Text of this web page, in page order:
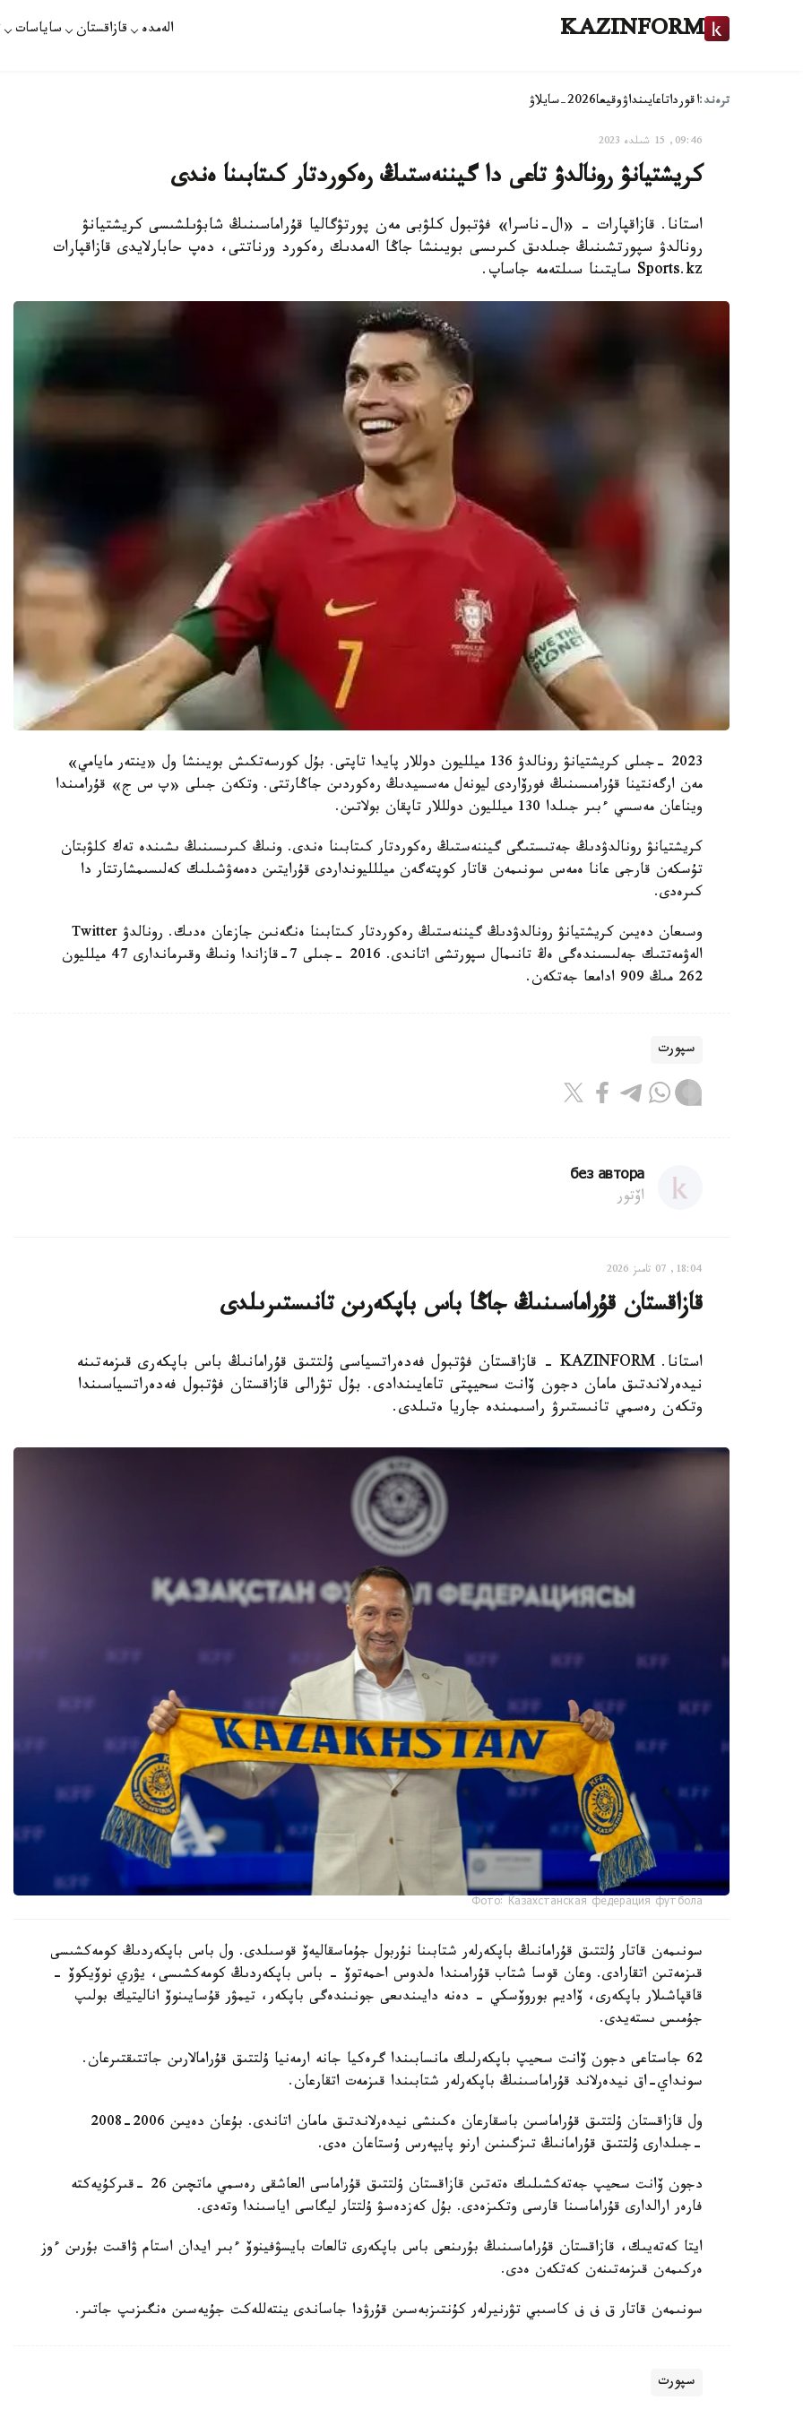
KAZINFORM الەمدە قازاقستان ساياسات
ترەند:اقورداتاعايىنداۋوقيعا2026-سايلاۋ
09:46, 15 شىلدە 2023
كريشتيانۋ رونالدۋ تاعى دا گيننەستىڭ رەكوردتار كىتابىنا ەندى
استانا. قازاقپارات - «ال-ناسرا» فۋتبول كلۋبى مەن پورتۋگاليا قۇراماسىنىڭ شابۋىلشىسى كريشتيانۋ
رونالدۋ سپورتشىنىڭ جىلدىق كىرىسى بويىنشا جاڭا الەمدىك رەكورد ورناتتى، دەپ حابارلايدى قازاقپارات
Sports.kz سايتىنا سىلتەمە جاساپ.
2023 -جىلى كريشتيانۋ رونالدۋ 136 ميلليون دوللار پايدا تاپتى. بۇل كورسەتكىش بويىنشا ول «ينتەر مايامي»
مەن ارگەنتينا قۇرامىسىنىڭ فورۆاردى ليونەل مەسسيدىڭ رەكوردىن جاڭارتتى. وتكەن جىلى «پ س ج» قۇرامىندا
ويناعان مەسسي ءبىر جىلدا 130 ميلليون دولللار تاپقان بولاتىن.
كريشتيانۋ رونالدۋدىڭ جەتىستىگى گيننەستىڭ رەكوردتار كىتابىنا ەندى. ونىڭ كىرىسىنىڭ ىشىندە تەك كلۋبتان
تۇسكەن قارجى عانا ەمەس سونىمەن قاتار كوپتەگەن ميللليونداردى قۇرايتىن دەمەۋشىلىك كەلىسىمشارتتار دا
كىرەدى.
وسىعان دەيىن كريشتيانۋ رونالدۋدىڭ گيننەستىڭ رەكوردتار كىتابىنا ەنگەنىن جازعان ەدىك. رونالدۋ Twitter
الەۋمەتتىك جەلىسىندەگى ەڭ تانىمال سپورتشى اتاندى. 2016 -جىلى 7-قازاندا ونىڭ وقىرماندارى 47 ميلليون
262 مىڭ 909 ادامعا جەتكەن.
سپورت
без автора
اۆتور
18:04, 07 تامىز 2026
قازاقستان قۇراماسىنىڭ جاڭا باس باپكەرىن تانىستىرىلدى
استانا. KAZINFORM - قازاقستان فۋتبول فەدەراتسياسى ۇلتتىق قۇرامانىڭ باس باپكەرى قىزمەتىنە
نيدەرلاندتىق مامان دجون ۆانت سحيپتى تاعايىندادى. بۇل تۋرالى قازاقستان فۋتبول فەدەراتسياسىندا
وتكەن رەسمي تانىستىرۋ راسىمىندە جاريا ەتىلدى.
Фото: Казахстанская федерация футбола
سونىمەن قاتار ۇلتتىق قۇرامانىڭ باپكەرلەر شتابىنا نۇربول جۇماسقاليەۆ قوسىلدى. ول باس باپكەردىڭ كومەكشىسى
قىزمەتىن اتقارادى. وعان قوسا شتاب قۇرامىندا ەلدوس احمەتوۆ - باس باپكەردىڭ كومەكشىسى، يۋري نوۆيكوۆ -
قاقپاشىلار باپكەرى، ۆاديم بوروۆسكي - دەنە دايىندىعى جونىندەگى باپكەر، تيمۋر قۇسايىنوۆ اناليتيك بولىپ
جۇمىس ىستەيدى.
62 جاستاعى دجون ۆانت سحيپ باپكەرلىك مانسابىندا گرەكيا جانە ارمەنيا ۇلتتىق قۇرامالارىن جاتتىقتىرعان.
سونداي-اق نيدەرلاند قۇراماسىنىڭ باپكەرلەر شتابىندا قىزمەت اتقارعان.
ول قازاقستان ۇلتتىق قۇراماسىن باسقارعان ەكىنشى نيدەرلاندتىق مامان اتاندى. بۇعان دەيىن 2006-2008
-جىلدارى ۇلتتىق قۇرامانىڭ تىزگىنىن ارنو پايپەرس ۇستاعان ەدى.
دجون ۆانت سحيپ جەتەكشىلىك ەتەتىن قازاقستان ۇلتتىق قۇراماسى العاشقى رەسمي ماتچىن 26 -قىركۇيەكتە
فارەر ارالدارى قۇراماسىنا قارسى وتكىزەدى. بۇل كەزدەسۋ ۇلتتار ليگاسى اياسىندا وتەدى.
ايتا كەتەيىك، قازاقستان قۇراماسىنىڭ بۇرىنعى باس باپكەرى تالعات بايسۋفينوۆ ءبىر ايدان استام ۋاقىت بۇرىن ءوز
ەركىمەن قىزمەتىنەن كەتكەن ەدى.
سونىمەن قاتار ق ف ف كاسىبي تۋرنيرلەر كۇنتىزبەسىن قۇرۋدا جاساندى ينتەللەكت جۇيەسىن ەنگىزىپ جاتىر.
سپورت